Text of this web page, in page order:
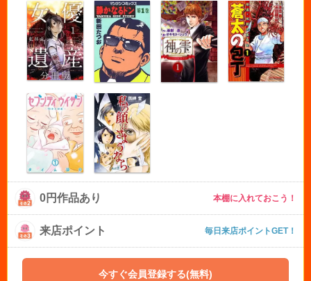
0円作品あり 本棚に入れておこう！
来店ポイント 毎日来店ポイントGET！
今すぐ会員登録する(無料)